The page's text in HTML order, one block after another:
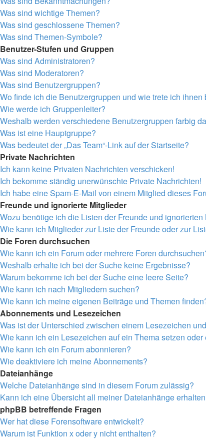
Was sind wichtige Themen?
Was sind geschlossene Themen?
Was sind Themen-Symbole?
Benutzer-Stufen und Gruppen
Was sind Administratoren?
Was sind Moderatoren?
Was sind Benutzergruppen?
Wo finde ich die Benutzergruppen und wie trete ich ihnen
Wie werde ich Gruppenleiter?
Weshalb werden verschiedene Benutzergruppen farbig
Was ist eine Hauptgruppe?
Was bedeutet der „Das Team“-Link auf der Startseite?
Private Nachrichten
Ich kann keine Privaten Nachrichten verschicken!
Ich bekomme ständig unerwünschte Private Nachrichten!
Ich habe eine Spam-E-Mail von einem Mitglied dieses
Freunde und ignorierte Mitglieder
Wozu benötige ich die Listen der Freunde und ignorierten
Wie kann ich Mitglieder zur Liste der Freunde oder zur
Die Foren durchsuchen
Wie kann ich ein Forum oder mehrere Foren
Weshalb erhalte ich bei der Suche keine Ergebnisse?
Warum bekomme ich bei der Suche eine leere Seite?
Wie kann ich nach Mitgliedern suchen?
Wie kann ich meine eigenen Beiträge und Themen
Abonnements und Lesezeichen
Was ist der Unterschied zwischen einem Lesezeichen
Wie kann ich ein Lesezeichen auf ein Thema setzen
Wie kann ich ein Forum abonnieren?
Wie deaktiviere ich meine Abonnements?
Dateianhänge
Welche Dateianhänge sind in diesem Forum zulässig?
Kann ich eine Übersicht all meiner Dateianhänge
phpBB betreffende Fragen
Wer hat diese Forensoftware entwickelt?
Warum ist Funktion x oder y nicht enthalten?